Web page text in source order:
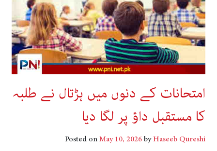
امتحانات کے دنوں میں ہڑتال نے طلبہ
کا مستقبل داؤ پر لگا دیا
Posted onMay 10, 2026byHaseeb Qureshi